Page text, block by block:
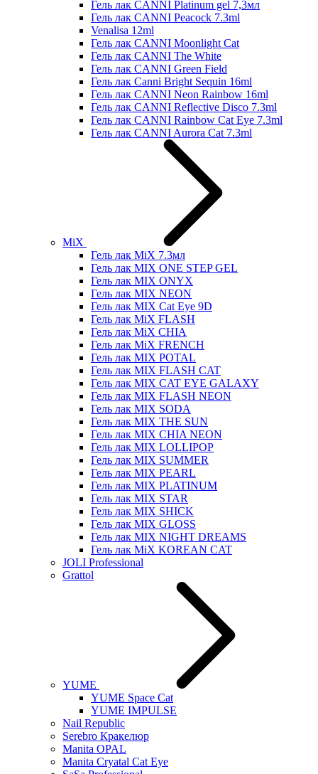
Гель лак CANNI Platinum gel 7,3мл
Гель лак CANNI Peacock 7.3ml
Venalisa 12ml
Гель лак CANNI Moonlight Cat
Гель лак CANNI The White
Гель лак CANNI Green Field
Гель лак Canni Bright Sequin 16ml
Гель лак CANNI Neon Rainbow 16ml
Гель лак CANNI Reflective Disco 7.3ml
Гель лак CANNI Rainbow Cat Eye 7.3ml
Гель лак CANNI Aurora Cat 7.3ml
MiX
Гель лак MiX 7.3мл
Гель лак MIX ONE STEP GEL
Гель лак MIX ONYX
Гель лак MIX NEON
Гель лак MIX Cat Eye 9D
Гель лак MiX FLASH
Гель лак MiX CHIA
Гель лак MiX FRENCH
Гель лак MIX POTAL
Гель лак MIX FLASH CAT
Гель лак MIX CAT EYE GALAXY
Гель лак MIX FLASH NEON
Гель лак MIX SODA
Гель лак MIX THE SUN
Гель лак MIX CHIA NEON
Гель лак MIX LOLLIPOP
Гель лак MIX SUMMER
Гель лак MIX PEARL
Гель лак MIX PLATINUM
Гель лак MIX STAR
Гель лак MIX SHICK
Гель лак MIX GLOSS
Гель лак MIX NIGHT DREAMS
Гель лак MiX KOREAN CAT
JOLI Professional
Grattol
YUME
YUME Space Cat
YUME IMPULSE
Nail Republic
Serebro Кракелюр
Manita OPAL
Manita Cryatal Cat Eye